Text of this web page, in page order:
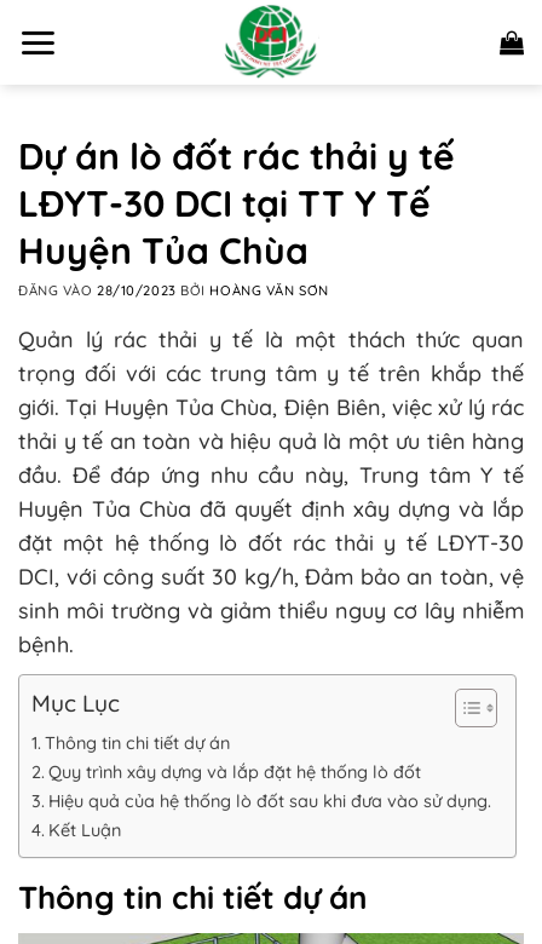
qua
Dự án lò đốt rác thải y tế
LĐYT-30 DCI tại TT Y Tế
Huyện Tủa Chùa
ĐĂNG VÀO28/10/2023 BỞI HOÀNG VĂN SƠN
Quản lý rác thải y tế là một thách thức quan
trọng đối với các trung tâm y tế trên khắp thế
giới. Tại Huyện Tủa Chùa, Điện Biên, việc xử lý rác
thải y tế an toàn và hiệu quả là một ưu tiên hàng
đầu. Để đáp ứng nhu cầu này, Trung tâm Y tế
Huyện Tủa Chùa đã quyết định xây dựng và lắp
đặt một hệ thống lò đốt rác thải y tế LĐYT-30
DCI, với công suất 30 kg/h, Đảm bảo an toàn, vệ
sinh môi trường và giảm thiểu nguy cơ lây nhiễm
bệnh.
Mục Lục
Thông tin chi tiết dự án
Quy trình xây dựng và lắp đặt hệ thống lò đốt
Hiệu quả của hệ thống lò đốt sau khi đưa vào sử dụng.
Kết Luận
Thông tin chi tiết dự án